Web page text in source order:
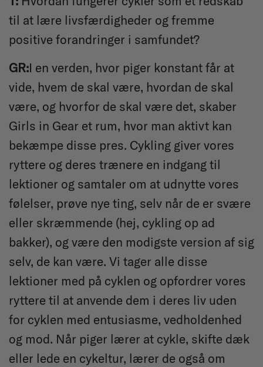
til at lære livsfærdigheder og fremme
positive forandringer i samfundet?
GR:I en verden, hvor piger konstant får at
vide, hvem de skal være, hvordan de skal
være, og hvorfor de skal være det, skaber
Girls in Gear et rum, hvor man aktivt kan
bekæmpe disse pres. Cykling giver vores
ryttere og deres trænere en indgang til
lektioner og samtaler om at udnytte vores
følelser, prøve nye ting, selv når de er svære
eller skræmmende (hej, cykling op ad
bakker), og være den modigste version af sig
selv, de kan være. Vi tager alle disse
lektioner med på cyklen og opfordrer vores
ryttere til at anvende dem i deres liv uden
for cyklen med entusiasme, vedholdenhed
og mod. Når piger lærer at cykle, skifte dæk
eller lede en cykeltur, lærer de også om